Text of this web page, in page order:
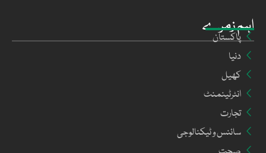
اہم زمرے
پاکستان
دنیا
کھیل
انٹرٹینمنٹ
تجارت
سائنس و ٹیکنالوجی